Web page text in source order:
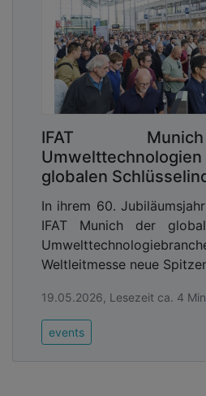
IFAT
globalen
In ihrem 60.
IFAT Munich der
Weltleitmesse neue
19.05.2026, Lesezeit ca. 4
events